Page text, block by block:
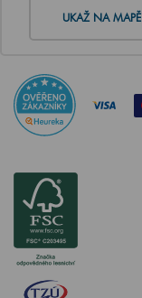
UKAŽ NA MAPĚ